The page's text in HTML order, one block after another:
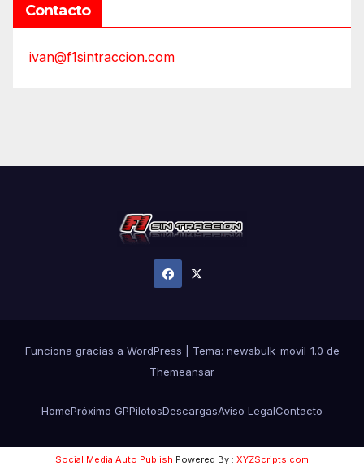
Contacto
ivan@f1sintraccion.com
Funciona gracias a WordPress Tema: newsbulk_movil_1.0 de
Themeansar
HomePróximo GPPilotosDescargasAviso LegalContacto
Social Media Auto Publish Powered By : XYZScripts.com